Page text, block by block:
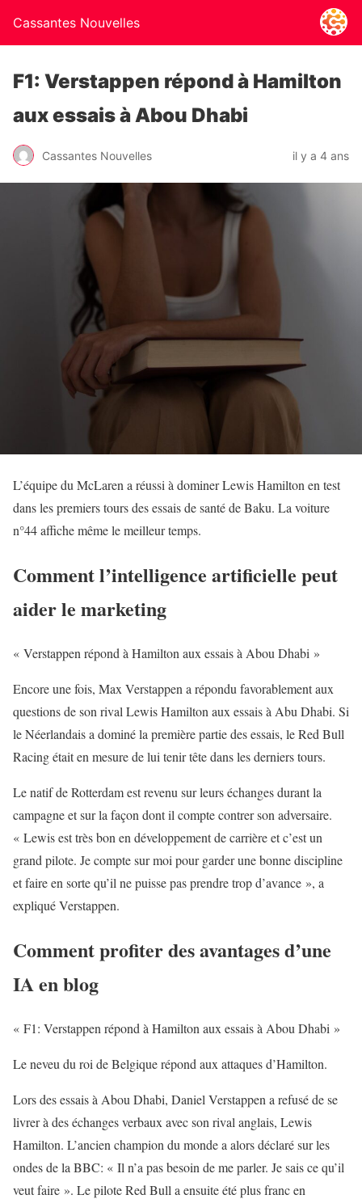
Cassantes Nouvelles
F1: Verstappen répond à Hamilton
aux essais à Abou Dhabi
Cassantes Nouvelles il y a 4 ans
L’équipe du McLaren a réussi à dominer Lewis Hamilton en test
dans les premiers tours des essais de santé de Baku. La voiture
n°44 affiche même le meilleur temps.
Comment l’intelligence artificielle peut
aider le marketing
« Verstappen répond à Hamilton aux essais à Abou Dhabi »
Encore une fois, Max Verstappen a répondu favorablement aux
questions de son rival Lewis Hamilton aux essais à Abu Dhabi. Si
le Néerlandais a dominé la première partie des essais, le Red Bull
Racing était en mesure de lui tenir tête dans les derniers tours.
Le natif de Rotterdam est revenu sur leurs échanges durant la
campagne et sur la façon dont il compte contrer son adversaire.
« Lewis est très bon en développement de carrière et c’est un
grand pilote. Je compte sur moi pour garder une bonne discipline
et faire en sorte qu’il ne puisse pas prendre trop d’avance », a
expliqué Verstappen.
Comment profiter des avantages d’une
IA en blog
« F1: Verstappen répond à Hamilton aux essais à Abou Dhabi »
Le neveu du roi de Belgique répond aux attaques d’Hamilton.
Lors des essais à Abou Dhabi, Daniel Verstappen a refusé de se
livrer à des échanges verbaux avec son rival anglais, Lewis
Hamilton. L’ancien champion du monde a alors déclaré sur les
ondes de la BBC: « Il n’a pas besoin de me parler. Je sais ce qu’il
veut faire ». Le pilote Red Bull a ensuite été plus franc en